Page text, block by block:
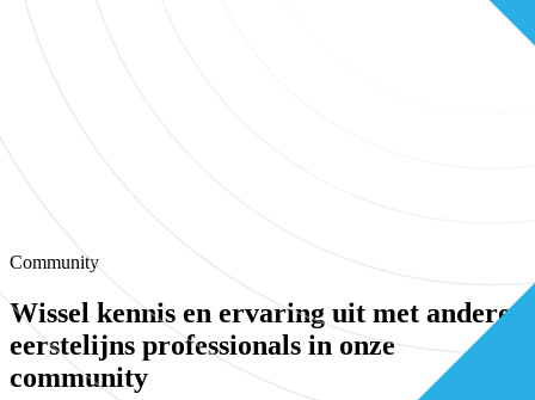
Community
Wissel kennis en ervaring uit met andere
eerstelijns professionals in onze
community